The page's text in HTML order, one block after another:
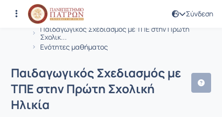
Σύνδεση
Αρχική Σελίδα
Παιδαγωγικός Σχεδιασμός με ΤΠΕ στην Πρώτη
Σχολικ...
Ενότητες μαθήματος
Μάθημα : Παιδαγωγικός
Κωδικός : PN1402
Παιδαγωγικός Σχεδιασμός με
ΤΠΕ στην Πρώτη Σχολική
Ηλικία